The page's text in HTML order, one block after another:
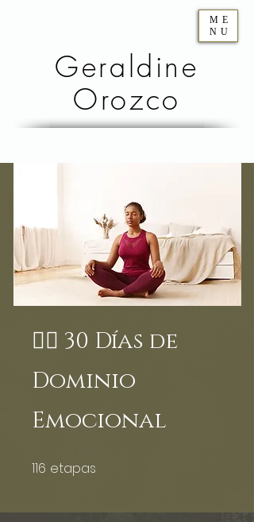
Geraldine
Orozco
ME
NU
🧘‍♂️ 30 Días de
Dominio
Emocional
116 etapas